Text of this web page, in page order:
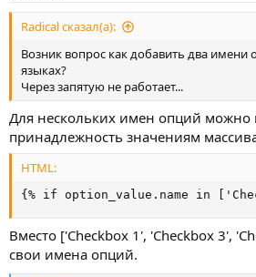
Radical сказал(а):
Возник вопрос как добавить два имени
языках?
Через запятую не работает...
Для нескольких имен опций можно
принадлежность значениям
HTML:
{% if option_value.name in
Вместо ['Checkbox 1', 'Checkbox 3',
свои имена опций.